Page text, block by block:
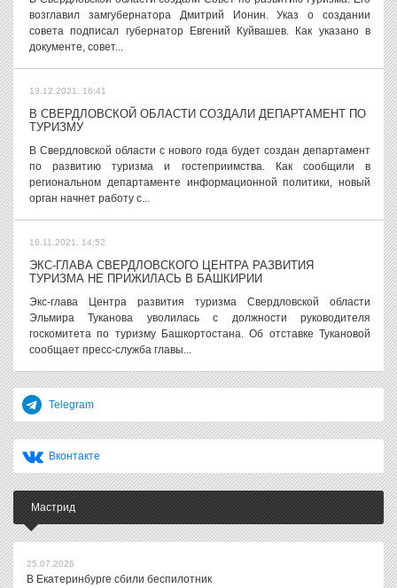
возглавил замгубернатора Дмитрий Ионин. Указ о создании
совета подписал губернатор Евгений Куйвашев. Как указано в
документе, совет...
13.12.2021, 16:41
В СВЕРДЛОВСКОЙ ОБЛАСТИ СОЗДАЛИ ДЕПАРТАМЕНТ ПО
ТУРИЗМУ
В Свердловской области с нового года будет создан департамент
по развитию туризма и гостеприимства. Как сообщили в
региональном департаменте информационной политики, новый
орган начнет работу с...
16.11.2021, 14:52
ЭКС-ГЛАВА СВЕРДЛОВСКОГО ЦЕНТРА РАЗВИТИЯ
ТУРИЗМА НЕ ПРИЖИЛАСЬ В БАШКИРИИ
Экс-глава Центра развития туризма Свердловской области
Эльмира Туканова уволилась с должности руководителя
госкомитета по туризму Башкортостана. Об отставке Тукановой
сообщает пресс-служба главы...
Telegram
Вконтакте
Мастрид
25.07.2026
В Екатеринбурге сбили беспилотник